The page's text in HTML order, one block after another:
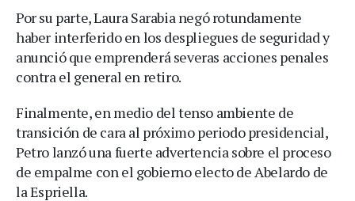
Por su parte, Laura Sarabia negó rotundamente
haber interferido en los despliegues de seguridad y
anunció que emprenderá severas acciones penales
contra el general en retiro.
Finalmente, en medio del tenso ambiente de
transición de cara al próximo periodo presidencial,
Petro lanzó una fuerte advertencia sobre el proceso
de empalme con el gobierno electo de Abelardo de
la Espriella.